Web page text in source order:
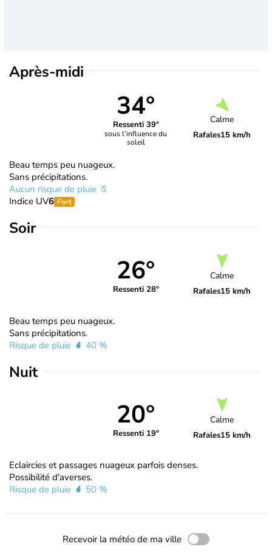
Après-midi
34°
Ressenti 39°
sous l’influence du
soleil
Calme
Rafales15 km/h
Beau temps peu nuageux.
Sans précipitations.
Aucun risque de pluie
Indice UV6 Fort
Soir
26°
Ressenti 28°
Calme
Rafales15 km/h
Beau temps peu nuageux.
Sans précipitations.
Risque de pluie
40 %
Nuit
20°
Ressenti 19°
Calme
Rafales15 km/h
Eclaircies et passages nuageux parfois denses.
Possibilité d'averses.
Risque de pluie
50 %
Recevoir la météo de ma ville